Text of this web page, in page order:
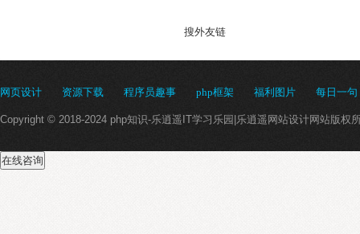
搜外友链
网页设计 资源下载 程序员趣事 php框架 福利图片 每日一句
Copyright © 2018-2024 php知识-乐逍遥IT学习乐园|乐逍遥网站设计网站版权